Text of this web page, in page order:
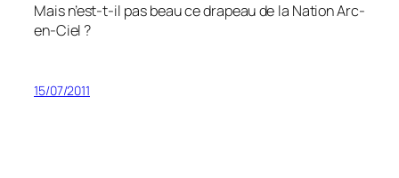
Mais n’est-t-il pas beau ce drapeau de la Nation Arc-
en-Ciel ?
15/07/2011